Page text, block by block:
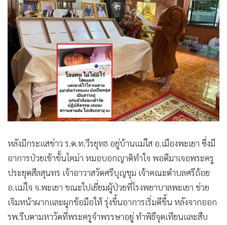
• Motoring
• เกม
•
วิทยาศาสตร์
SMEs
•
หุ้น
อินโดจีน
• กองทุนรวม
Celeb Online
• ญี่ปุ่น
• News1
• Gotomanager
หลังมีกระแสข่าว ร.ต.ท.วีรยุทธ อยู่บ้านแม่ใส อ.เมืองพะเยา ซึ่งมี
อาการป่วยเข้าขั้นโคม่า หมอบอกญาติทำใจ พอดีมาเจอพระครู
ประยุตสีลสุนทร เจ้าอาวาสวัดศรีบุญชุม เจ้าคณะตำบลศรีถ้อย
อ.แม่ใจ จ.พะเยา ขณะไปเยี่ยมผู้ป่วยที่โรงพยาบาลพะเยา ช่วย
เจิมหน้าผากและผูกข้อมือให้ รุ่งขึ้นอาการเริ่มดีขึ้น หลังจากออก
รพ.รีบตามหาวัดที่พระครูจำพรรษาอยู่ ทำพิธีจุดเทียนและสืบ